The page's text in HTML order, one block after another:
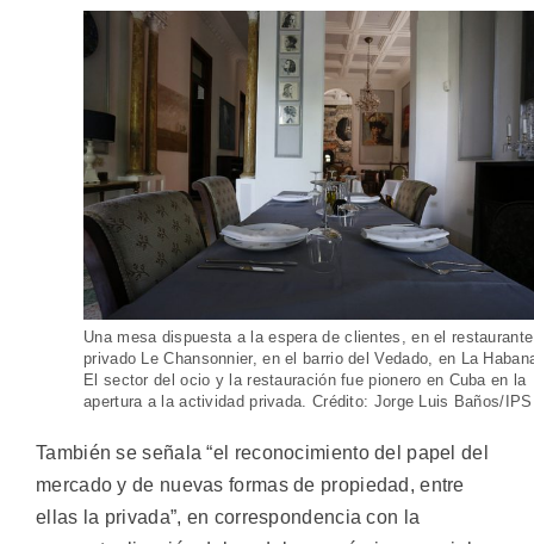
Una mesa dispuesta a la espera de clientes, en el restaurante
privado Le Chansonnier, en el barrio del Vedado, en La
El sector del ocio y la restauración fue pionero en Cuba en la
apertura a la actividad privada. Crédito: Jorge Luis Baños/IPS
También se señala “el reconocimiento del papel del
mercado y de nuevas formas de propiedad, entre
ellas la privada”, en correspondencia con la